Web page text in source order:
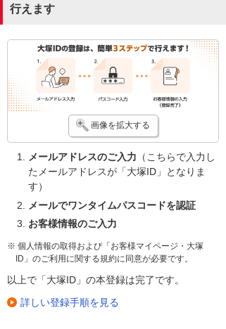
行えます
画像を拡大する
メールアドレスのご入力 （こちらで入力し
たメールアドレスが「大塚ID」となりま
す）
メールでワンタイムパスコードを認証
お客様情報のご入力
※ 個人情報の取得および「お客様マイページ・大塚
ID」のご利用に関する規約に同意が必要です。
以上で「大塚ID」の本登録は完了です。
詳しい登録手順を見る